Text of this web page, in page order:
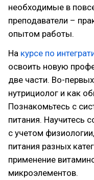
необходимые в
преподаватели –
опытом работы.
На курсе по
освоить новую
две части. Во-
нутрициолог и как
Познакомьтесь с
питания. Научитесь
с учетом
питания разных
применение
микроэлементов.